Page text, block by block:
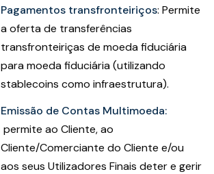
Pagamentos transfronteiriços: Permite
a oferta de transferências
transfronteiriças de moeda fiduciária
para moeda fiduciária (utilizando
stablecoins como infraestrutura).
Emissão de Contas Multimoeda:
permite ao Cliente, ao
Cliente/Comerciante do Cliente e/ou
aos seus Utilizadores Finais deter e gerir